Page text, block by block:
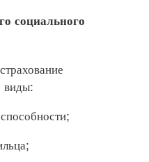
социального
виды: